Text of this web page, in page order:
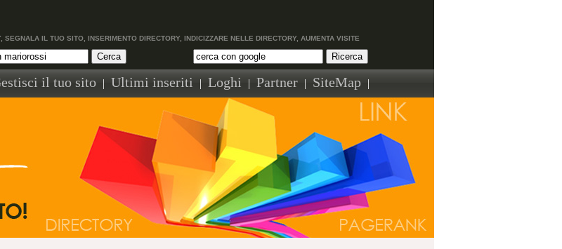
SEGNALA IL TUO SITO, INSERIMENTO DIRECTORY, INDICIZZARE NELLE DIRECTORY, AUMENTA VISITE
il tuo sito | Ultimi inseriti | Loghi | Partner | SiteMap |